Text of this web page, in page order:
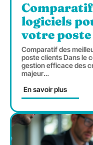
logiciels
votre
Comparatif des
poste clients Dans le
gestion efficace des
majeur…
En savoir plus